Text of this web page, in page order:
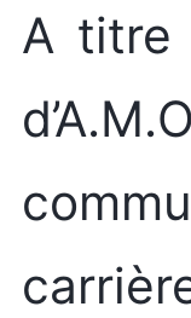
A titre